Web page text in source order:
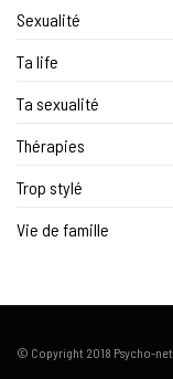
Sexualité
Ta life
Ta sexualité
Thérapies
Trop stylé
Vie de famille
© Copyright 2018 Psycho-net.